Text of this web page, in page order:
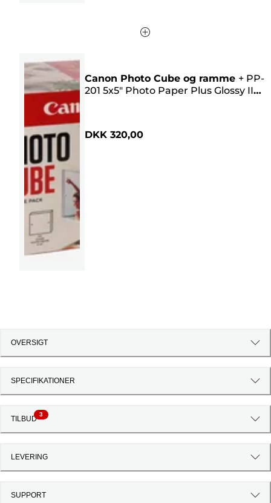
Canon Photo Cube og ramme + PP-
201 5x5" Photo Paper Plus Glossy II
DKK 320,00
OVERSIGT
SPECIFIKATIONER
TILBUD
3
LEVERING
SUPPORT